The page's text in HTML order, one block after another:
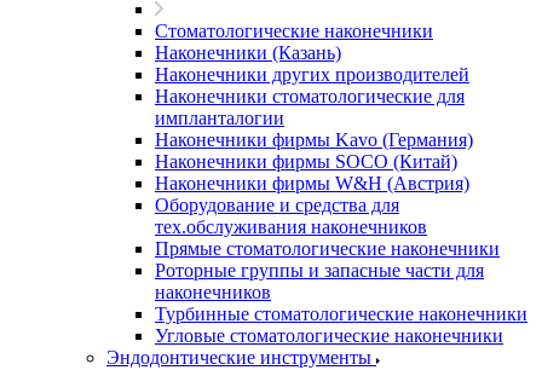
Стоматологические наконечники
Наконечники (Казань)
Наконечники других производителей
Наконечники стоматологические для
импланталогии
Наконечники фирмы Kavo (Германия)
Наконечники фирмы SOCO (Китай)
Наконечники фирмы W&H (Австрия)
Оборудование и средства для
тех.обслуживания наконечников
Прямые стоматологические наконечники
Роторные группы и запасные части для
наконечников
Турбинные стоматологические наконечники
Угловые стоматологические наконечники
Эндодонтические инструменты